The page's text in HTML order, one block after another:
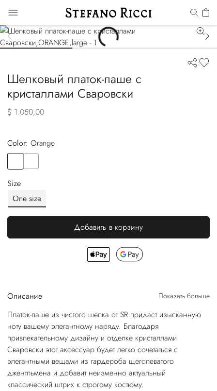
Шелковый платок-паше с
кристаллами Сваровски
$ 1.050,00
Color:
orange
Size
One size
Добавить в корзину
Описание Показать больше
Платок-паше из чистого шелка от SR придаст изысканную
ноту вашему элегантному наряду. Благодаря
привлекательному дизайну и отделке кристаллами
Сваровски этот аксессуар будет легко сочетаться с
элегантными вещами из гардероба щеголеватого
джентльмена и добавит неизменно актуальный
классический штрих к строгому костюму.